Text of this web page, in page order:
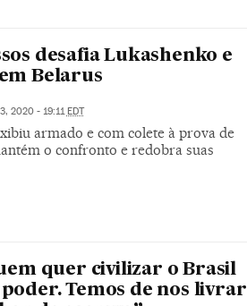
desafia Lukashenko e
Belarus
2020 - 19:11 EDT
armado e com colete à prova de
o confronto e redobra suas
quer civilizar o Brasil
Temos de nos livrar